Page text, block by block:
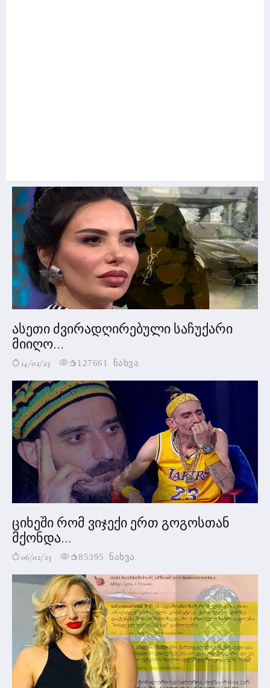
ასეთი ძვირადღირებული საჩუქარი
მიიღო...
14/02/23 127661 ნახვა
ციხეში რომ ვიჯექი ერთ გოგოსთან
მქონდა...
06/02/23 85395 ნახვა